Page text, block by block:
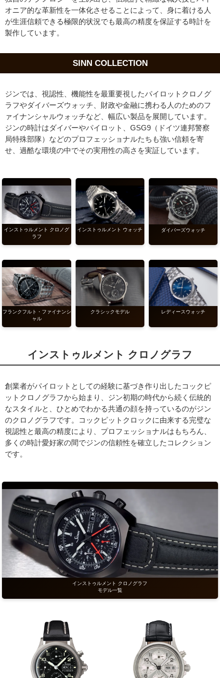
オニア的な革新性を一体化させることによって、身に着ける人
が生涯信頼できる極限的状況でも最高の精度を保証する時計を
製作しています。
SINN COLLECTION
ジンでは、視認性、機能性を最重要視したパイロットクロノグ
ラフやダイバーズウォッチ、財政や金融に携わる人のためのフ
ァイナンシャルウォッチなど、幅広い製品を展開しています。
ジンの時計はダイバーやパイロット、GSG9（ドイツ連邦警察
局特殊部隊）などのプロフェッショナルたちも強い信頼を寄
せ、過酷な環境の中でその実用性の高さを実証しています。
インストゥルメント クロノグ
ラフ
インストゥルメント ウォッチ ダイバーズウォッチ
フランクフルト・ファイナンシ
ャル
クラシックモデル レディースウォッチ
インストゥルメント クロノグラフ
創業者がパイロットとしての経験に基づき作り出したコックピ
ットクロノグラフから始まり、ジン初期の時代から続く伝統的
なスタイルと、ひとめでわかる共通の顔を持っているのがジン
のクロノグラフです。コックピットクロックに由来する完璧な
視認性と最高の精度により、プロフェッショナルはもちろん、
多くの時計愛好家の間でジンの信頼性を確立したコレクション
です。
インストゥルメント クロノグラフ
モデル一覧